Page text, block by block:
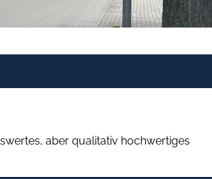
aber qualitativ hochwertiges